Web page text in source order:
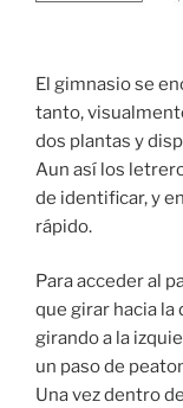
El gimnasio se
tanto,
dos plantas y
Aun así los
de identificar, y
rápido.
Para acceder al
que girar hacia
girando a la
un paso de
Una vez dentro